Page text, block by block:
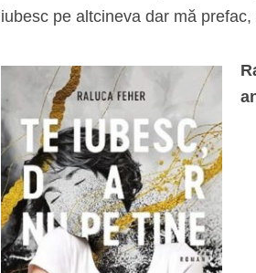
iubesc pe altcineva dar mă